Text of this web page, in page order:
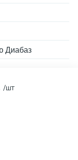
Диабаз
/шт